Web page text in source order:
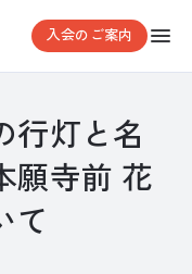
入会のご案内
行灯と名
願寺前 花
て